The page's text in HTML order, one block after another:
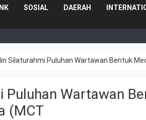
SOSIAL DAERAH
Silaturahmi Puluhan Wartawan Bentuk
Puluhan Wartawan
(MCT